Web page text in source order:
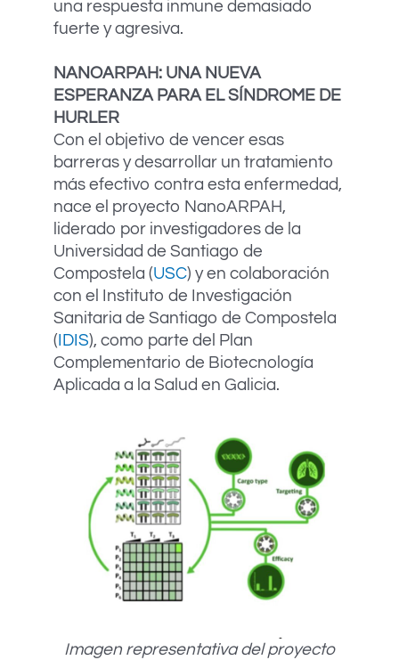
una respuesta inmune demasiado
fuerte y agresiva.
NANOARPAH: UNA NUEVA
ESPERANZA PARA EL SÍNDROME DE
HURLER
Con el objetivo de vencer esas
barreras y desarrollar un tratamiento
más efectivo contra esta enfermedad,
nace el proyecto NanoARPAH,
liderado por investigadores de la
Universidad de Santiago de
Compostela (USC) y en colaboración
con el Instituto de Investigación
Sanitaria de Santiago de Compostela
( IDIS), como parte del Plan
Complementario de Biotecnología
Aplicada a la Salud en Galicia.
Imagen representativa del proyecto